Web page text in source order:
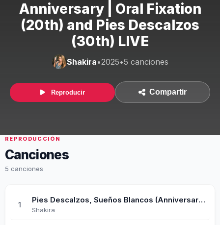
Anniversary | Oral Fixation
(20th) and Pies Descalzos
(30th) LIVE
Shakira•2025•5 canciones
Reproducir Compartir
REPRODUCCIÓN
Canciones
5 canciones
1
Pies Descalzos, Sueños Blancos (Anniversary Version)
Shakira